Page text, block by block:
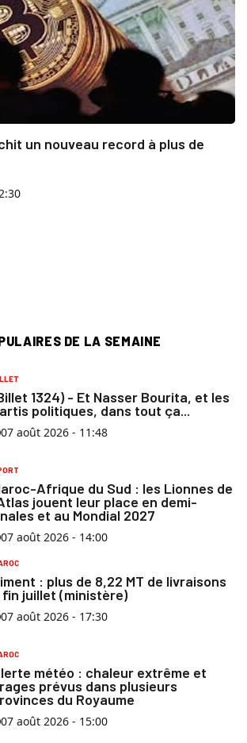
un nouveau record à plus de
DE LA SEMAINE
1324) - Et Nasser Bourita, et les
politiques, dans tout ça...
07 août 2026 - 11:48
Afrique du Sud : les Lionnes de
jouent leur place en demi-
et au Mondial 2027
07 août 2026 - 14:00
: plus de 8,22 MT de livraisons
fin juillet (ministère)
07 août 2026 - 17:30
météo : chaleur extrême et
prévus dans plusieurs
du Royaume
07 août 2026 - 15:00